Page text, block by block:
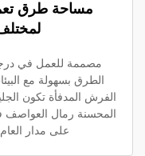
مساحة طرق تعمل في
لمختلف
مصممة للعمل في درجات
الطرق بسهولة مع البيئات
المدفأة تكون الجليد في
رمال العواصف في
على مدار العام